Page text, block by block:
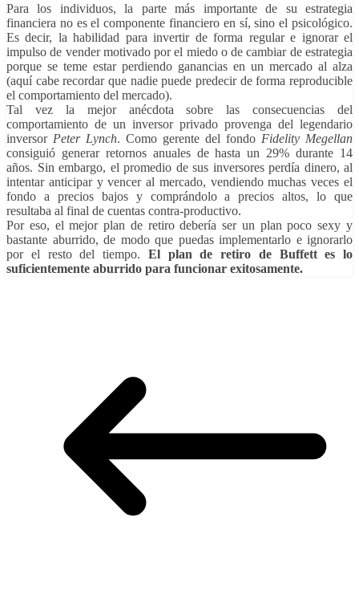
Para los individuos, la parte más importante de su estrategia
financiera no es el componente financiero en sí, sino el psicológico.
Es decir, la habilidad para invertir de forma regular e ignorar el
impulso de vender motivado por el miedo o de cambiar de estrategia
porque se teme estar perdiendo ganancias en un mercado al alza
(aquí cabe recordar que nadie puede predecir de forma reproducible
el comportamiento del mercado).
Tal vez la mejor anécdota sobre las consecuencias del
comportamiento de un inversor privado provenga del legendario
inversor Peter Lynch. Como gerente del fondo Fidelity Megellan
consiguió generar retornos anuales de hasta un 29% durante 14
años. Sin embargo, el promedio de sus inversores perdía dinero, al
intentar anticipar y vencer al mercado, vendiendo muchas veces el
fondo a precios bajos y comprándolo a precios altos, lo que
resultaba al final de cuentas contra-productivo.
Por eso, el mejor plan de retiro debería ser un plan poco sexy y
bastante aburrido, de modo que puedas implementarlo e ignorarlo
por el resto del tiempo. El plan de retiro de Buffett es lo
suficientemente aburrido para funcionar exitosamente.